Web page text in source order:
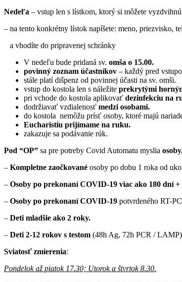
Nedeľa – vstup len s lístkom, ktorý si môžete
– na tento konkrétny lístok napíšete: meno,
a vhodíte do pripravenej schránky
V nedeľu bude pridaná sv. omša o 15.00.
povinný zoznam účastníkov – každý pred
stále platí dišpenz od povinnej účasti na sv. omši.
vstup do kostola len s náležite prekrytými
pri vchode do kostola aplikovať dezinfekciu na
dodržiavať vzdialenosť medzi osobami.
do kostola nemôžu prísť osoby, ktoré majú
Eucharistiu prijímame na ruku.
zakazuje sa podávanie rúk.
Pod “OP” sa pre potreby Covid Automatu myslia
– Kompletne zaočkované osoby po dobu 1 roka od
– Osoby po prekonaní COVID-19 viac ako 180 dní
– Osoby po prekonaní COVID-19 potvrdeného RT-
– Deti mladšie ako 2 roky.
– Deti 2-12 rokov s testom (48h Ag, 72h PCR /
Sviatosť zmierenia:
Pondelok až piatok 17.30; Utorok a štvrtok 8.30.